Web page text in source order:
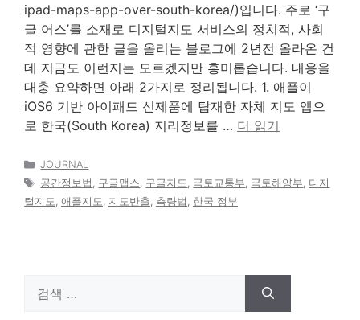
ipad-maps-app-over-south-korea/)입니다. 주로 ‘구
글 어스’를 소재로 디지털지도 서비스의 정치적, 사회
적 영향에 관한 글을 올리는 블로그에 2년전 올라온 건
데 지금도 이런지는 모르겠지만 흥미롭습니다. 내용을
대충 요약하면 아래 2가지로 정리됩니다. 1. 애플이
iOS6 기반 아이패드 신제품에 탑재한 자체 지도 앱으
로 한국(South Korea) 지리정보를 … 더 읽기
카
테
리
JOURNAL
태
그
공간정보법 , 구글맵스, 구글지도, 국토교통부, 국토해양부, 디지
털지도, 애플지도, 지도반출, 측량법 , 한국 정부